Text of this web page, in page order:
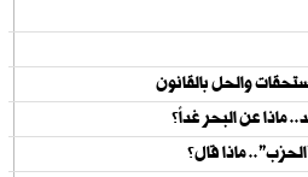
والحل بالقانون
ماذا عن البحر غداً؟
ماذا قال؟